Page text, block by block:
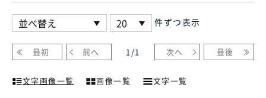
件ずつ表示
最初 前へ 1 /1 次へ 最後
文字画像一覧 画像一覧 文字一覧